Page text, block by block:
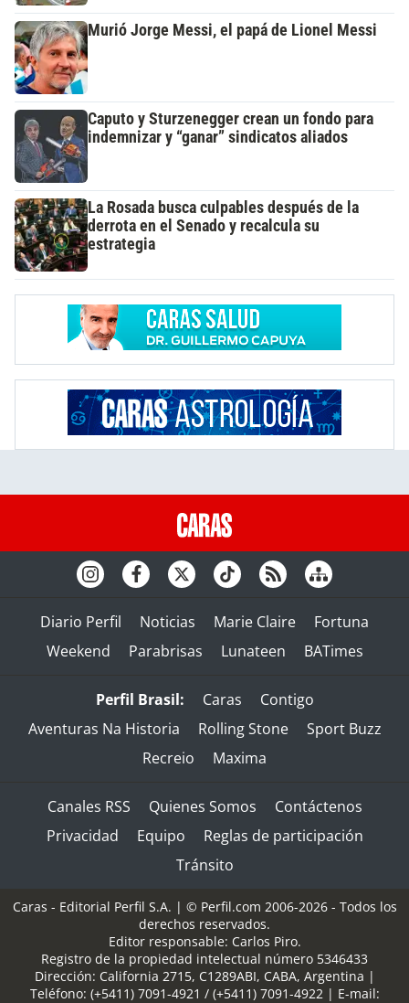
Murió Jorge Messi, el papá de Lionel Messi
Caputo y Sturzenegger crean un fondo para
indemnizar y “ganar” sindicatos aliados
La Rosada busca culpables después de la
derrota en el Senado y recalcula su
estrategia
Diario Perfil Noticias Marie Claire
Fortuna
Weekend
Parabrisas Lunateen BATimes
Perfil Brasil: Caras
Contigo
Aventuras Na Historia
Rolling Stone
Sport Buzz
Recreio
Maxima
Canales RSS Quienes Somos
Contáctenos
Privacidad
Equipo
Reglas de participación
Tránsito
Caras - Editorial Perfil S.A. | © Perfil.com 2006-2026 - Todos los
derechos reservados.
Editor responsable: Carlos Piro.
Registro de la propiedad intelectual número 5346433
Dirección: California 2715, C1289ABI, CABA, Argentina |
Teléfono: (+5411) 7091-4921 / (+5411) 7091-4922 | E-mail: